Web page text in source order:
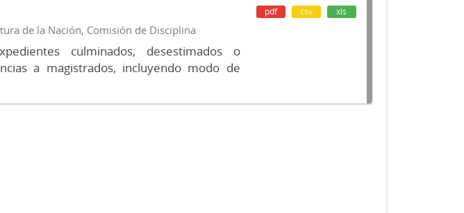
de la Nación, Comisión de Disciplina
culminados, desestimados o
a magistrados, incluyendo modo de
pdf csv xls